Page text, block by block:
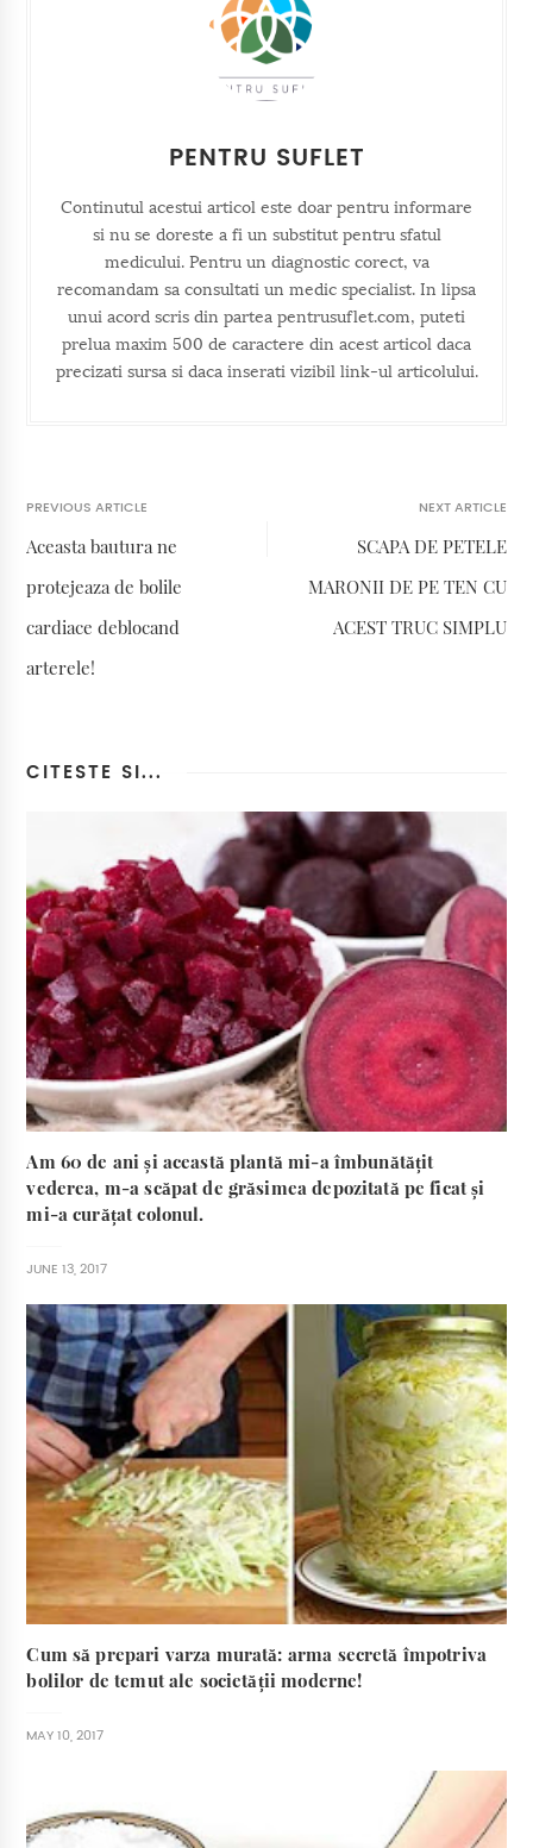
PENTRU SUFLET
Continutul acestui articol este doar pentru informare
si nu se doreste a fi un substitut pentru sfatul
medicului. Pentru un diagnostic corect, va
recomandam sa consultati un medic specialist. In lipsa
unui acord scris din partea pentrusuflet.com, puteti
prelua maxim 500 de caractere din acest articol daca
precizati sursa si daca inserati vizibil link-ul articolului.
PREVIOUS ARTICLE
Aceasta bautura ne
protejeaza de bolile
cardiace deblocand
arterele!
NEXT ARTICLE
SCAPA DE PETELE
MARONII DE PE TEN CU
ACEST TRUC SIMPLU
CITESTE SI...
Am 60 de ani și această plantă mi-a îmbunătățit
vederea, m-a scăpat de grăsimea depozitată pe ficat și
mi-a curățat colonul.
JUNE 13, 2017
Cum să prepari varza murată: arma secretă împotriva
bolilor de temut ale societății moderne!
MAY 10, 2017